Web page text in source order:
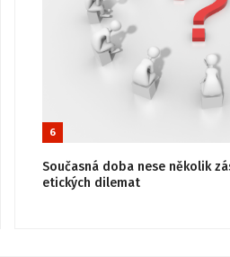
6
Současná doba nese několik
etických dilemat